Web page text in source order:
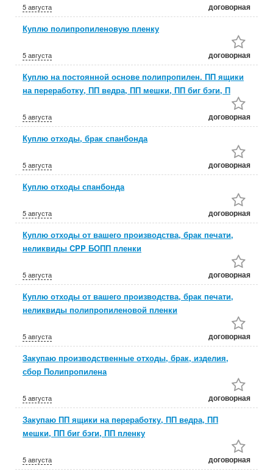
5 августа договорная
Куплю полипропиленовую пленку
5 августа договорная
Куплю на постоянной основе полипропилен. ПП ящики
на переработку, ПП ведра, ПП мешки, ПП биг бэги, П
5 августа договорная
Куплю отходы, брак спанбонда
5 августа договорная
Куплю отходы спанбонда
5 августа договорная
Куплю отходы от вашего производства, брак печати,
неликвиды CPP БОПП пленки
5 августа договорная
Куплю отходы от вашего производства, брак печати,
неликвиды полипропиленовой пленки
5 августа договорная
Закупаю производственные отходы, брак, изделия,
сбор Полипропилена
5 августа договорная
Закупаю ПП ящики на переработку, ПП ведра, ПП
мешки, ПП биг бэги, ПП пленку
5 августа договорная